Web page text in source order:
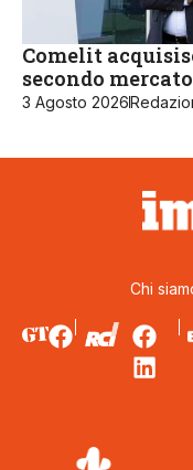
Comelit
secondo
3 Agosto 2026
Chi